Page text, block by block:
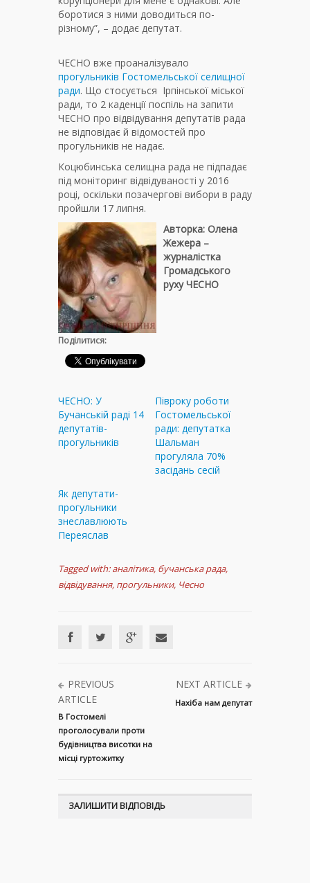
боротися з ними доводиться по-
різному”, – додає депутат.
ЧЕСНО вже проаналізувало
прогульників Гостомельської селищної
ради. Що стосується Ірпінської міської
ради, то 2 каденції поспіль на запити
ЧЕСНО про відвідування депутатів рада
не відповідає й відомостей про
прогульників не надає.
Коцюбинська селищна рада не підпадає
під моніторинг відвідуваності у 2016
році, оскільки позачергові вибори в раду
пройшли 17 липня.
Авторка: Олена
Жежера –
журналістка
Громадського
руху ЧЕСНО
Поділитися:
ЧЕСНО: У
Бучанській раді 14
депутатів-
прогульників
Півроку роботи
Гостомельської
ради: депутатка
Шальман
прогуляла 70%
засідань сесій
Як депутати-
прогульники
знеславлюють
Переяслав
Tagged with: аналітика, бучанська рада,
відвідування, прогульники, Чесно
PREVIOUS
ARTICLE
В Гостомелі
проголосували проти
будівництва висотки на
місці гуртожитку
NEXT ARTICLE
Нахіба нам депутат
ЗАЛИШИТИ ВІДПОВІДЬ